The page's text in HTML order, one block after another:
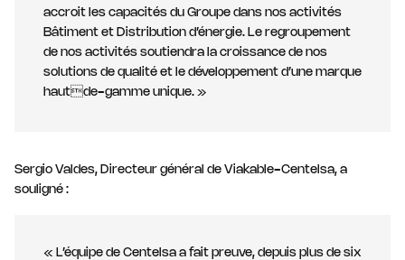
accroit les capacités du Groupe dans nos activités
Bâtiment et Distribution d’énergie. Le regroupement
de nos activités soutiendra la croissance de nos
solutions de qualité et le développement d’une marque
hautde-gamme unique. »
Sergio Valdes, Directeur général de Viakable-Centelsa, a
souligné :
« L’équipe de Centelsa a fait preuve, depuis plus de six